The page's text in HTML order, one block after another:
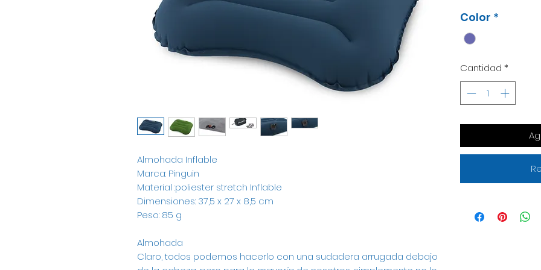
Almohada Inflable
Marca: Pinguin
Material :poliester stretch Inflable
Dimensiones: 37,5 x 27 x 8,5 cm
Peso: 85 g
Almohada
Claro, todos podemos hacerlo con una sudadera arrugada debajo
Color *
Cantidad *